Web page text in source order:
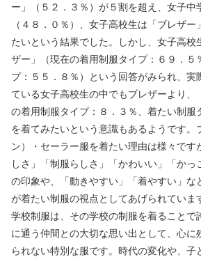
ー」（５２．３％）が５割を超え、女子中
（４８．０％）、女子高校生は「ブレザ
たいという結果でした。しかし、女子高校
ザー」（現在の着用制服タイプ：６９．５
プ：５５．８％）という回答がみられ、実
ている女子高校生の中でもブレザーより、
の着用制服タイプ：８．３％、着たい制服
を着てみたいという意識もあるようです。
ン）・セーラー服を着たい理由は様々です
しさ」「制服らしさ」「かわいい」「かっ
の印象や、「動きやすい」「着やすい」な
が着たい制服の視点としてあげられていま
学校制服は、その学校の制服を着ることで
に通う仲間との大切な思い出として、心に
られない特別な服です。時代の変化や、子